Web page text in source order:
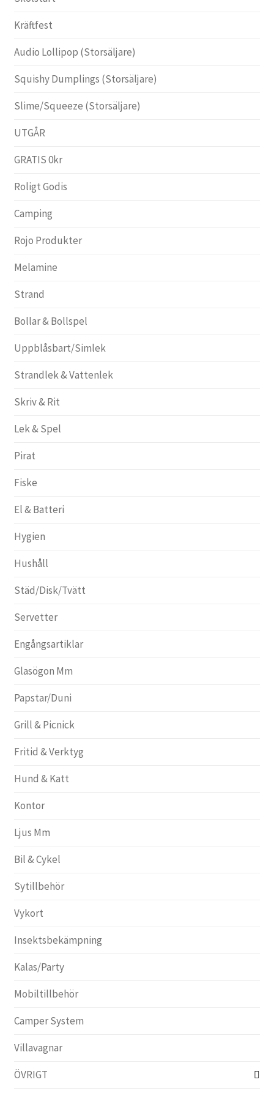
Kräftfest
Audio Lollipop (Storsäljare)
Squishy Dumplings (Storsäljare)
Slime/Squeeze (Storsäljare)
UTGÅR
GRATIS 0kr
Roligt Godis
Camping
Rojo Produkter
Melamine
Strand
Bollar & Bollspel
Uppblåsbart/Simlek
Strandlek & Vattenlek
Skriv & Rit
Lek & Spel
Pirat
Fiske
El & Batteri
Hygien
Hushåll
Städ/Disk/Tvätt
Servetter
Engångsartiklar
Glasögon Mm
Papstar/Duni
Grill & Picnick
Fritid & Verktyg
Hund & Katt
Kontor
Ljus Mm
Bil & Cykel
Sytillbehör
Vykort
Insektsbekämpning
Kalas/Party
Mobiltillbehör
Camper System
Villavagnar
ÖVRIGT